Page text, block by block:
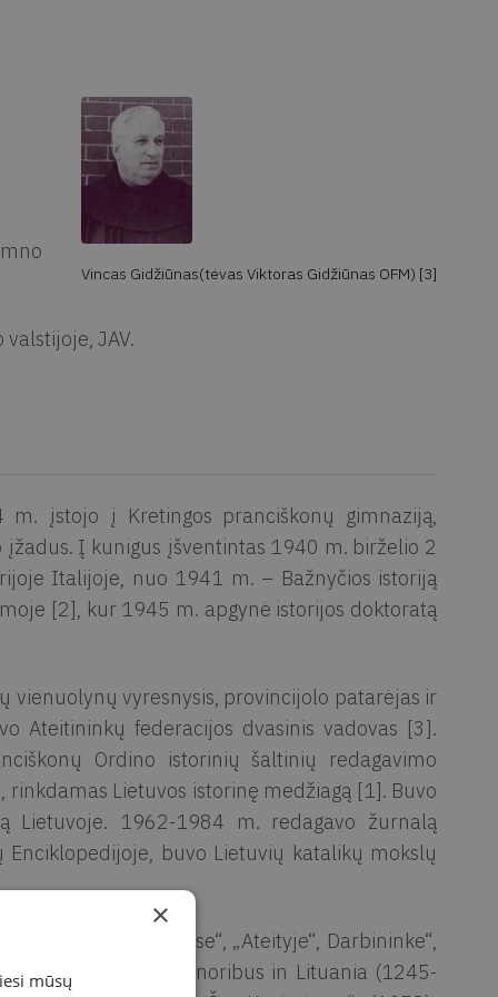
Vincas Gidžiūnas(tėvas Viktoras Gidžiūnas OFM) [3]
JAV.
m. įstojo į Kretingos pranciškonų gimnaziją,
Į kunigus įšventintas 1940 m. birželio 2
Italijoje, nuo 1941 m. – Bažnyčios istoriją
[2], kur 1945 m. apgynė istorijos doktoratą
vienuolynų vyresnysis, provincijolo patarėjas ir
Ateitininkų federacijos dvasinis vadovas [3].
Ordino istorinių šaltinių redagavimo
Lietuvos istorinę medžiagą [1]. Buvo
Lietuvoje. 1962-1984 m. redagavo žurnalą
Enciklopedijoje, buvo Lietuvių katalikų mokslų
istorijos „Aiduose“, „Ateityje“, Darbininke“,
„De fratrimus minoribus in Lituania (1245-
×
mūsų